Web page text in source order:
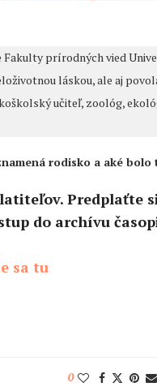
Fakulty prírodných vied
láskou, ale aj
učiteľ, zoológ,
rodisko a aké
. Predplaťte
do archívu
sa tu
0